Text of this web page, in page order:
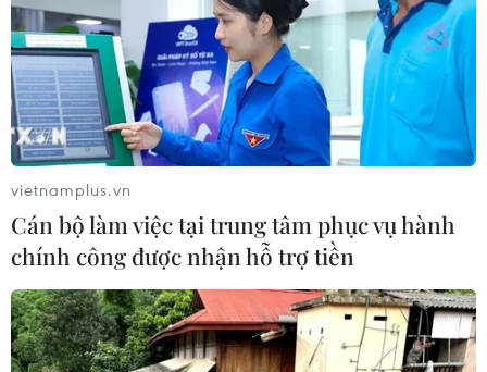
vietnamplus.vn
Cán bộ làm việc tại trung tâm phục vụ hành
chính công được nhận hỗ trợ tiền